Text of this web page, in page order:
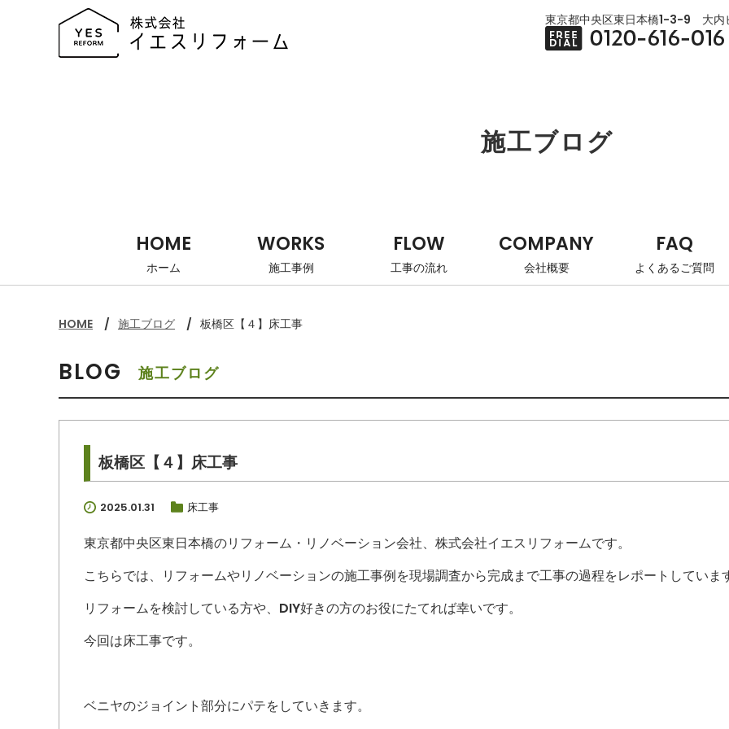
東京都中央区東日本橋1-3-9 大内
施工ブログ
HOME
ホーム
WORKS
施工事例
FLOW
工事の流れ
COMPANY
会社概要
FAQ
よくあるご質問
HOME 施工ブログ 板橋区【４】床工事
BLOG 施工ブログ
板橋区【４】床工事
2025.01.31 床工事
東京都中央区東日本橋のリフォーム・リノベーション会社、株式会社イエスリフォームです。
こちらでは、リフォームやリノベーションの施工事例を現場調査から完成まで工事の過程をレポートしていま
リフォームを検討している方や、DIY好きの方のお役にたてれば幸いです。
今回は床工事です。
ベニヤのジョイント部分にパテをしていきます。